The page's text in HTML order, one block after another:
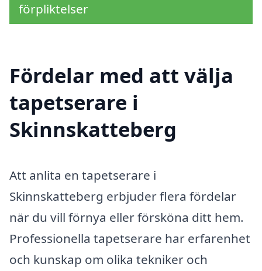
förpliktelser
Fördelar med att välja
tapetserare i
Skinnskatteberg
Att anlita en tapetserare i
Skinnskatteberg erbjuder flera fördelar
när du vill förnya eller försköna ditt hem.
Professionella tapetserare har erfarenhet
och kunskap om olika tekniker och